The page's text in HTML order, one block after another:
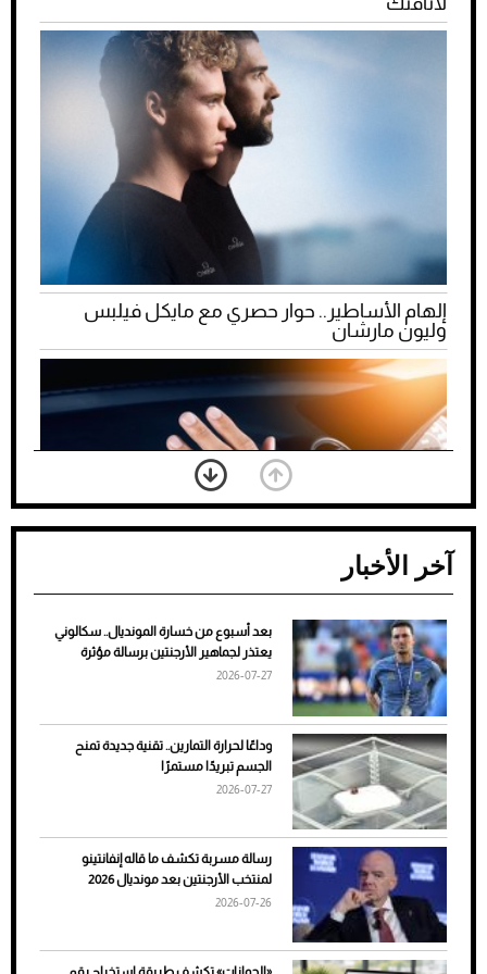
إلهام الأساطير.. حوار حصري مع مايكل فيلبس
وليون مارشان
ضعف تبريد مكيف السيارة عند الوقوف.. أشهر
الأسباب والحلول
7 نصائح لاختيار لون البنطلون المناسب للقميص
آخر الأخبار
بعد أسبوع من خسارة المونديال.. سكالوني
يعتذر لجماهير الأرجنتين برسالة مؤثرة
2026-07-27
وداعًا لحرارة التمارين.. تقنية جديدة تمنح
الجسم تبريدًا مستمرًا
2026-07-27
رسالة مسربة تكشف ما قاله إنفانتينو
لمنتخب الأرجنتين بعد مونديال 2026
2026-07-26